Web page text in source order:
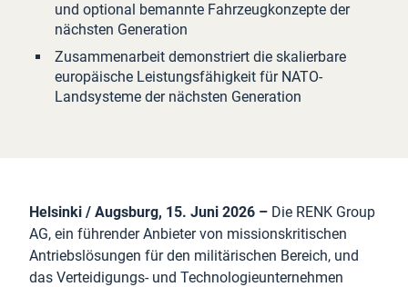
und optional bemannte Fahrzeugkonzepte der
nächsten Generation
Zusammenarbeit demonstriert die skalierbare
europäische Leistungsfähigkeit für NATO-
Landsysteme der nächsten Generation
Helsinki / Augsburg, 15. Juni 2026 – Die RENK Group
AG, ein führender Anbieter von missionskritischen
Antriebslösungen für den militärischen Bereich, und
das Verteidigungs- und Technologieunternehmen